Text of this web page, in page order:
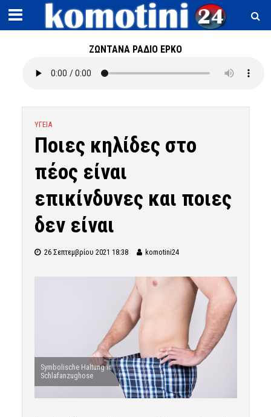
ΖΩΝΤΑΝΑ ΡΑΔΙΟ ΕΡΚΟ
ΥΓΕΙΑ
Ποιες κηλίδες στο
πέος είναι
επικίνδυνες και ποιες
δεν είναι
26 Σεπτεμβρίου 2021 18:38 komotini24
Symbolische Haltung in
Schlafanzughose